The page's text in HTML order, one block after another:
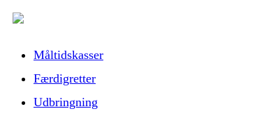
Måltidskasser
Færdigretter
Udbringning